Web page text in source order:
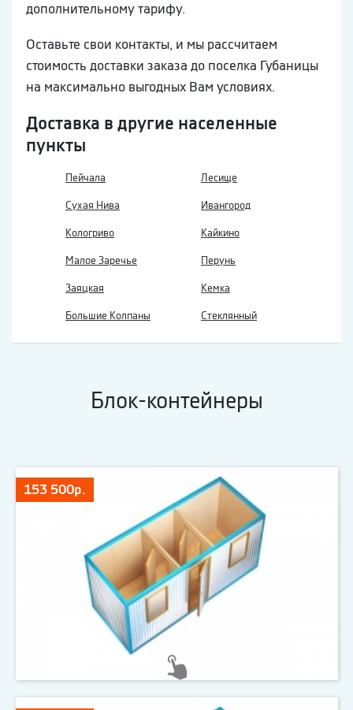
дополнительному тарифу.
Оставьте свои контакты, и мы рассчитаем
стоимость доставки заказа до поселка Губаницы
на максимально выгодных Вам условиях.
Доставка в другие населенные
пункты
Пейчала Лесище
Сухая Нива Ивангород
Кологриво Кайкино
Малое Заречье Перунь
Заяцкая Кемка
Большие Колпаны Стеклянный
Блок-контейнеры
153 500р.